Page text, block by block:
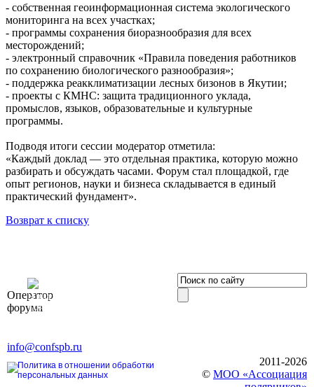
- собственная геоинформационная система экологического
мониторинга на всех участках;
- программы сохранения биоразнообразия для всех
месторождений;
- электронный справочник «Правила поведения работников
по сохранению биологического разнообразия»;
- поддержка реакклиматизации лесных бизонов в Якутии;
- проекты с КМНС: защита традиционного уклада,
промыслов, языков, образовательные и культурные
программы.
Подводя итоги сессии модератор отметила:
«Каждый доклад — это отдельная практика, которую можно
разбирать и обсуждать часами. Форум стал площадкой, где
опыт регионов, науки и бизнеса складывается в единый
практический фундамент».
Возврат к списку
Оператор
форума
Элит»
196191, г. Санкт-Петербург,
info@confspb.ru
Политика в отношении обработки
персональных данных
2011-2026
© МОО «Ассоциация